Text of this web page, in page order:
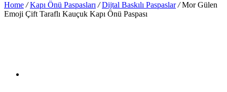
Home / Kapı Önü Paspasları / Dijtal Baskılı Paspaslar /Mor Gülen
Emoji Çift Taraflı Kauçuk Kapı Önü Paspası